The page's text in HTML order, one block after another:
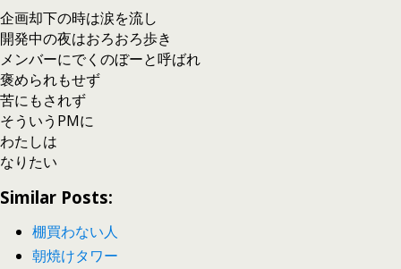
企画却下の時は涙を流し
開発中の夜はおろおろ歩き
メンバーにでくのぼーと呼ばれ
褒められもせず
苦にもされず
そういうPMに
わたしは
なりたい
Similar Posts:
棚買わない人
朝焼けタワー